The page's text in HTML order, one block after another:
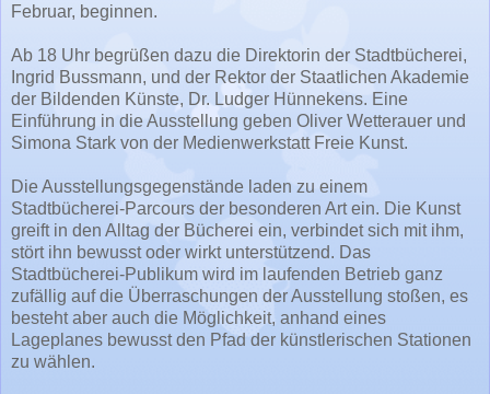
Februar, beginnen.
Ab 18 Uhr begrüßen dazu die Direktorin der Stadtbücherei,
Ingrid Bussmann, und der Rektor der Staatlichen Akademie
der Bildenden Künste, Dr. Ludger Hünnekens. Eine
Einführung in die Ausstellung geben Oliver Wetterauer und
Simona Stark von der Medienwerkstatt Freie Kunst.
Die Ausstellungsgegenstände laden zu einem
Stadtbücherei-Parcours der besonderen Art ein. Die Kunst
greift in den Alltag der Bücherei ein, verbindet sich mit ihm,
stört ihn bewusst oder wirkt unterstützend. Das
Stadtbücherei-Publikum wird im laufenden Betrieb ganz
zufällig auf die Überraschungen der Ausstellung stoßen, es
besteht aber auch die Möglichkeit, anhand eines
Lageplanes bewusst den Pfad der künstlerischen Stationen
zu wählen.